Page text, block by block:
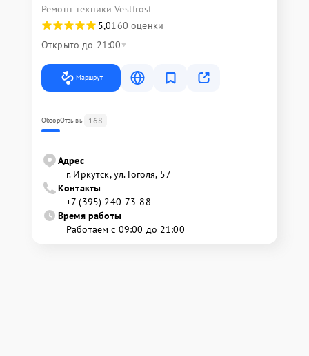
Ремонт техники Vestfrost
5,0160 оценки
Открыто до 21:00
Маршрут
ОбзорОтзывы 168
Адрес
г. Иркутск, ул. ​Гоголя, 57
Контакты
+7 (395) 240-73-88
Время работы
Работаем с 09:00 до 21:00